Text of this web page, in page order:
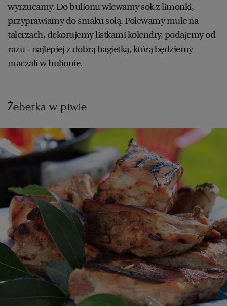
wyrzucamy. Do bulionu wlewamy sok z limonki,
przyprawiamy do smaku solą. Polewamy mule na
talerzach, dekorujemy listkami kolendry, podajemy od
razu - najlepiej z dobrą bagietką, którą będziemy
maczali w bulionie.
Żeberka w piwie